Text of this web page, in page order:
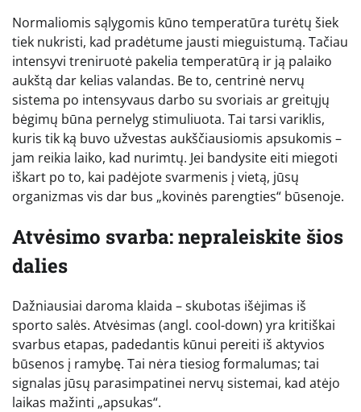
Normaliomis sąlygomis kūno temperatūra turėtų šiek
tiek nukristi, kad pradėtume jausti mieguistumą. Tačiau
intensyvi treniruotė pakelia temperatūrą ir ją palaiko
aukštą dar kelias valandas. Be to, centrinė nervų
sistema po intensyvaus darbo su svoriais ar greitųjų
bėgimų būna pernelyg stimuliuota. Tai tarsi variklis,
kuris tik ką buvo užvestas aukščiausiomis apsukomis –
jam reikia laiko, kad nurimtų. Jei bandysite eiti miegoti
iškart po to, kai padėjote svarmenis į vietą, jūsų
organizmas vis dar bus „kovinės parengties“ būsenoje.
Atvėsimo svarba: nepraleiskite šios
dalies
Dažniausiai daroma klaida – skubotas išėjimas iš
sporto salės. Atvėsimas (angl. cool-down) yra kritiškai
svarbus etapas, padedantis kūnui pereiti iš aktyvios
būsenos į ramybę. Tai nėra tiesiog formalumas; tai
signalas jūsų parasimpatinei nervų sistemai, kad atėjo
laikas mažinti „apsukas“.